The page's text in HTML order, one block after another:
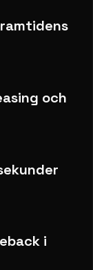
och
i